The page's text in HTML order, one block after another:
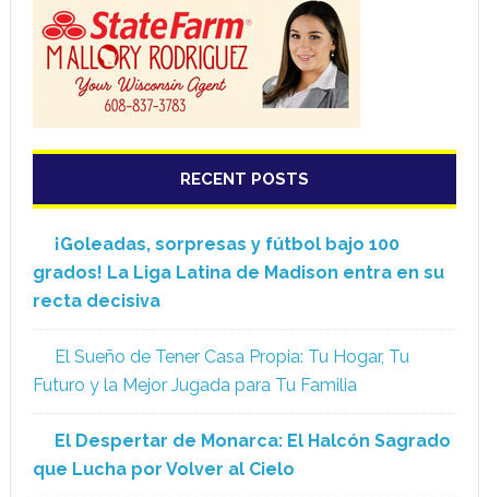
RECENT POSTS
¡Goleadas, sorpresas y fútbol bajo 100
grados! La Liga Latina de Madison entra en su
recta decisiva
El Sueño de Tener Casa Propia: Tu Hogar, Tu
Futuro y la Mejor Jugada para Tu Familia
El Despertar de Monarca: El Halcón Sagrado
que Lucha por Volver al Cielo